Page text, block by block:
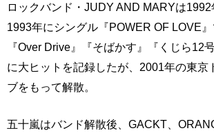
ロックバンド・JUDY AND MARYは1992
1993年にシングル『POWER OF LOVE』
『Over Drive』『そばかす』『くじら12
に大ヒットを記録したが、2001年の東京
ブをもって解散。
五十嵐はバンド解散後、GACKT、